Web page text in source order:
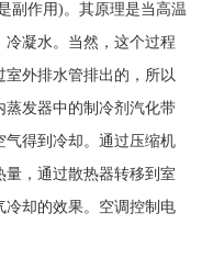
副作用)。其原理是当高温
凝水。当然，这个过程
外排水管排出的，所以
蒸发器中的制冷剂汽化带
气得到冷却。通过压缩机
，通过散热器转移到室
冷却的效果。空调控制电